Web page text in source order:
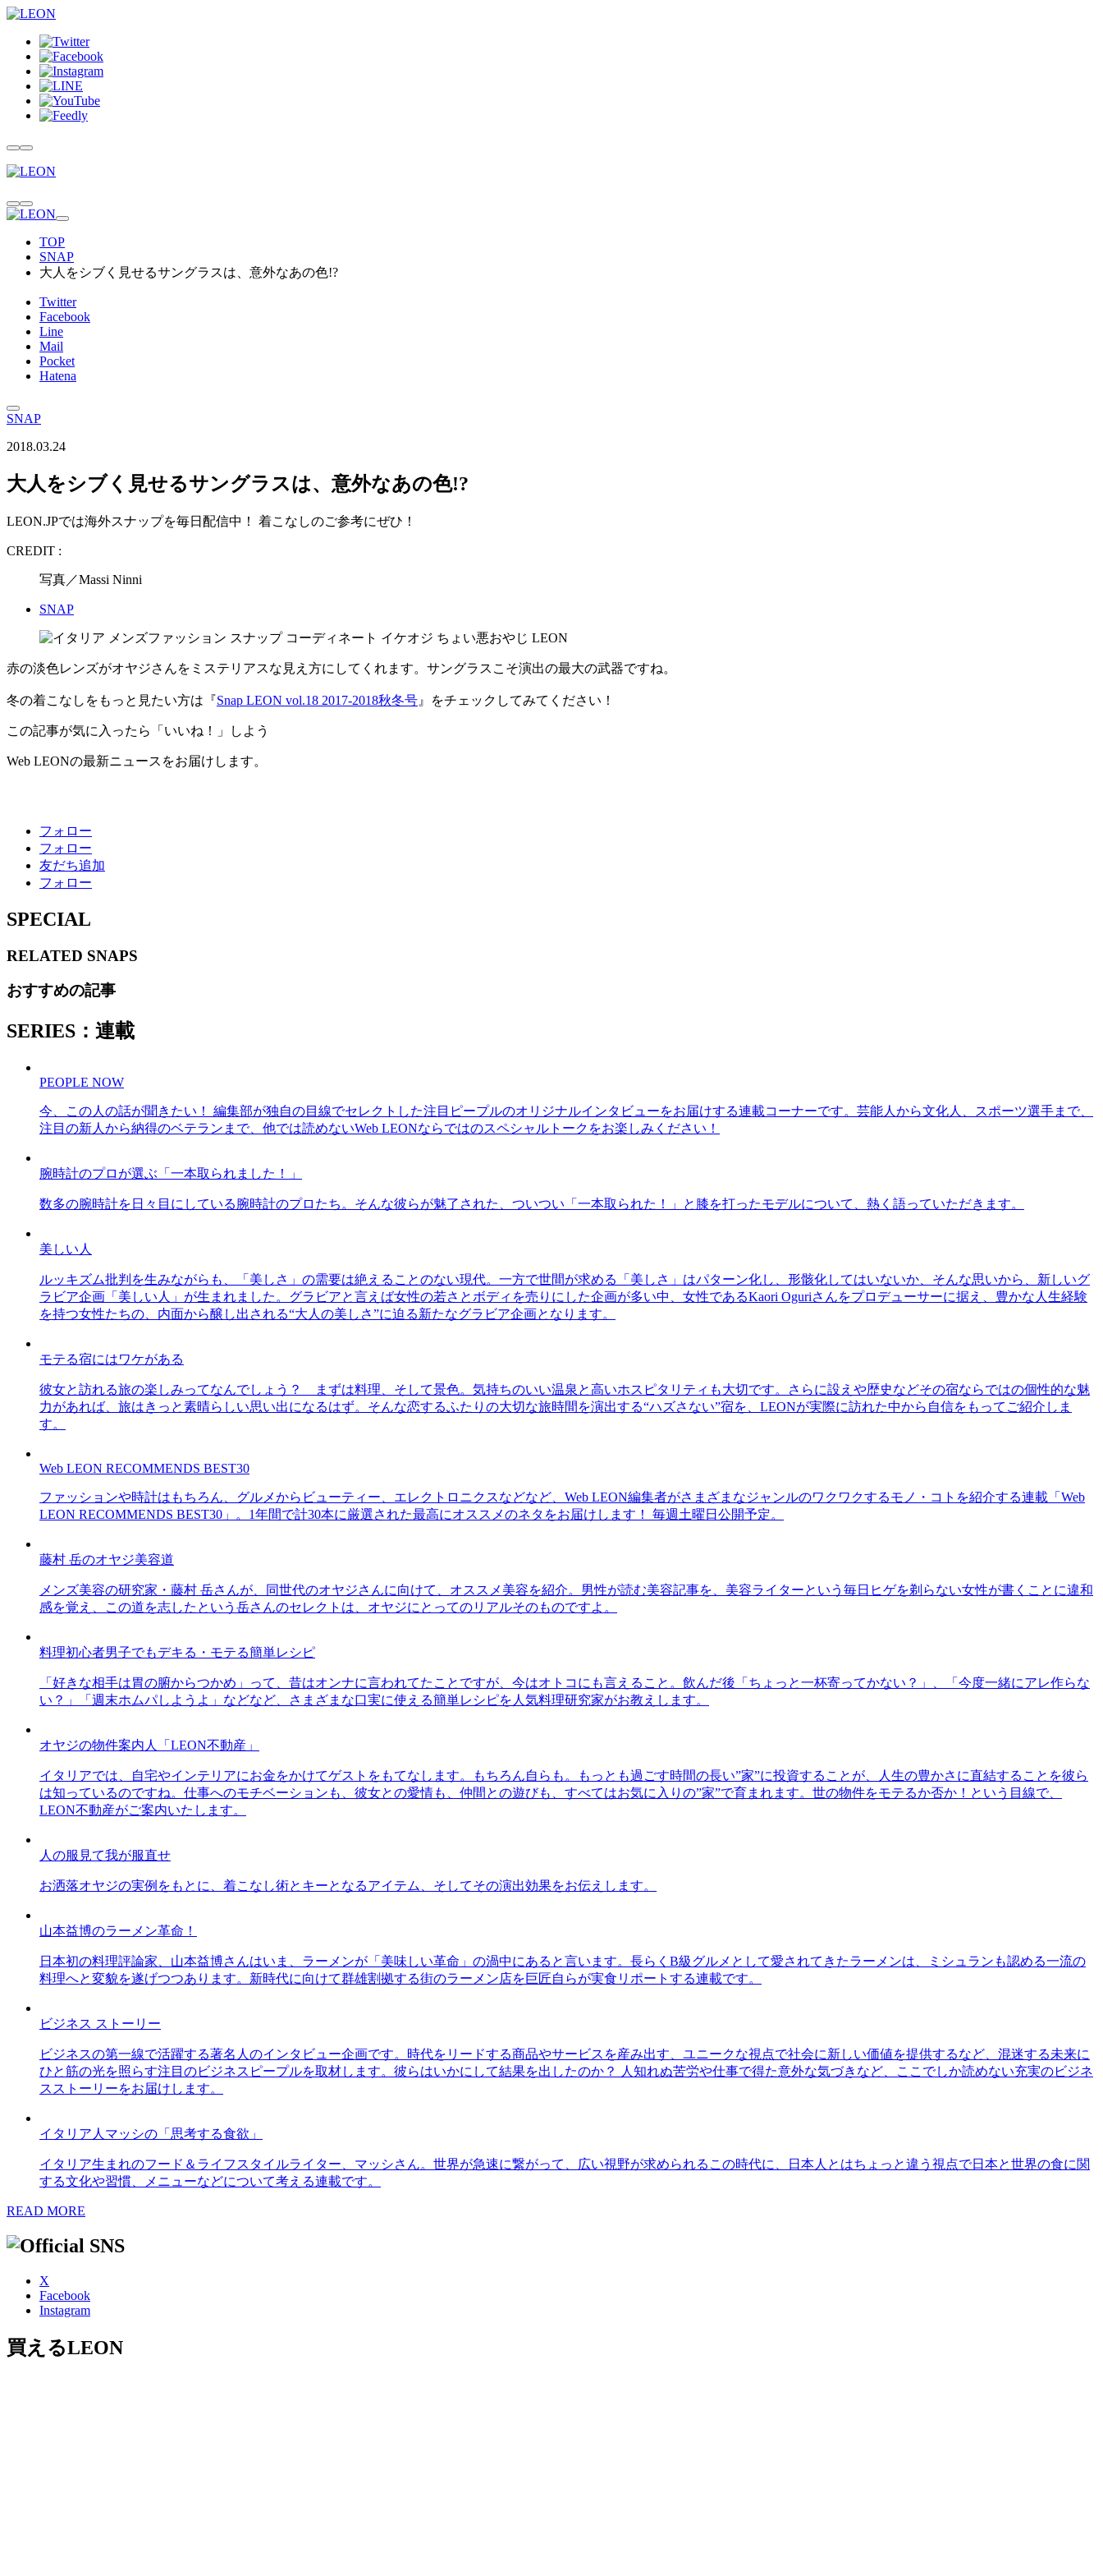
TOP
SNAP
大人をシブく見せるサングラスは、意外なあの色!?
Twitter
Facebook
Line
Mail
Pocket
Hatena
SNAP
2018.03.24
大人をシブく見せるサングラスは、意外なあの色!?
LEON.JPでは海外スナップを毎日配信中！ 着こなしのご参考にぜひ！
CREDIT :
写真／Massi Ninni
SNAP
赤の淡色レンズがオヤジさんをミステリアスな見え方にしてくれます。サングラスこそ演出の最大の武器ですね。
冬の着こなしをもっと見たい方は『Snap LEON vol.18 2017-2018秋冬号 』をチェックしてみてください！
この記事が気に入ったら「いいね！」しよう
Web LEONの最新ニュースをお届けします。
フォロー
フォロー
友だち追加
フォロー
SPECIAL
RELATED SNAPS
おすすめの記事
SERIES：連載
PEOPLE NOW
今、この人の話が聞きたい！ 編集部が独自の目線でセレクトした注目ピープルのオリジナルインタビューをお届けする連載コーナーです。芸能人から文化人、スポーツ選手まで、
注目の新人から納得のベテランまで、他では読めないWeb LEONならではのスペシャルトークをお楽しみください！
腕時計のプロが選ぶ「一本取られました！」
数多の腕時計を日々目にしている腕時計のプロたち。そんな彼らが魅了された、ついつい「一本取られた！」と膝を打ったモデルについて、熱く語っていただきます。
美しい人
ルッキズム批判を生みながらも、「美しさ」の需要は絶えることのない現代。一方で世間が求める「美しさ」はパターン化し、形骸化してはいないか、そんな思いから、新しいグ
ラビア企画「美しい人」が生まれました。グラビアと言えば女性の若さとボディを売りにした企画が多い中、女性であるKaori Oguriさんをプロデューサーに据え、豊かな人生経験
を持つ女性たちの、内面から醸し出される“大人の美しさ”に迫る新たなグラビア企画となります。
モテる宿にはワケがある
彼女と訪れる旅の楽しみってなんでしょう？ まずは料理、そして景色。気持ちのいい温泉と高いホスピタリティも大切です。さらに設えや歴史などその宿ならではの個性的な魅
力があれば、旅はきっと素晴らしい思い出になるはず。そんな恋するふたりの大切な旅時間を演出する“ハズさない”宿を、LEONが実際に訪れた中から自信をもってご紹介しま
す。
Web LEON RECOMMENDS BEST30
ファッションや時計はもちろん、グルメからビューティー、エレクトロニクスなどなど、Web LEON編集者がさまざまなジャンルのワクワクするモノ・コトを紹介する連載「Web
LEON RECOMMENDS BEST30」。1年間で計30本に厳選された最高にオススメのネタをお届けします！ 毎週土曜日公開予定。
藤村 岳のオヤジ美容道
メンズ美容の研究家・藤村 岳さんが、同世代のオヤジさんに向けて、オススメ美容を紹介。男性が読む美容記事を、美容ライターという毎日ヒゲを剃らない女性が書くことに違和
感を覚え、この道を志したという岳さんのセレクトは、オヤジにとってのリアルそのものですよ。
料理初心者男子でもデキる・モテる簡単レシピ
「好きな相手は胃の腑からつかめ」って、昔はオンナに言われてたことですが、今はオトコにも言えること。飲んだ後「ちょっと一杯寄ってかない？」、「今度一緒にアレ作らな
い？」「週末ホムパしようよ」などなど、さまざまな口実に使える簡単レシピを人気料理研究家がお教えします。
オヤジの物件案内人「LEON不動産」
イタリアでは、自宅やインテリアにお金をかけてゲストをもてなします。もちろん自らも。もっとも過ごす時間の長い”家”に投資することが、人生の豊かさに直結することを彼ら
は知っているのですね。仕事へのモチベーションも、彼女との愛情も、仲間との遊びも、すべてはお気に入りの”家”で育まれます。世の物件をモテるか否か！という目線で、
LEON不動産がご案内いたします。
人の服見て我が服直せ
お洒落オヤジの実例をもとに、着こなし術とキーとなるアイテム、そしてその演出効果をお伝えします。
山本益博のラーメン革命！
日本初の料理評論家、山本益博さんはいま、ラーメンが「美味しい革命」の渦中にあると言います。長らくB級グルメとして愛されてきたラーメンは、ミシュランも認める一流の
料理へと変貌を遂げつつあります。新時代に向けて群雄割拠する街のラーメン店を巨匠自らが実食リポートする連載です。
ビジネス ストーリー
ビジネスの第一線で活躍する著名人のインタビュー企画です。時代をリードする商品やサービスを産み出す、ユニークな視点で社会に新しい価値を提供するなど、混迷する未来に
ひと筋の光を照らす注目のビジネスピープルを取材します。彼らはいかにして結果を出したのか？ 人知れぬ苦労や仕事で得た意外な気づきなど、ここでしか読めない充実のビジネ
スストーリーをお届けします。
イタリア人マッシの「思考する食欲」
イタリア生まれのフード＆ライフスタイルライター、マッシさん。世界が急速に繋がって、広い視野が求められるこの時代に、日本人とはちょっと違う視点で日本と世界の食に関
する文化や習慣、メニューなどについて考える連載です。
READ MORE
X
Facebook
Instagram
買えるLEON